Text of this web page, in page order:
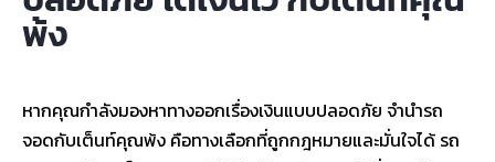
พ้ง
หากคุณกำลังมองหาทางออกเรื่องเงินแบบปลอดภัย จำนำรถ
จอดกับเต็นท์คุณพ้ง คือทางเลือกที่ถูกกฎหมายและมั่นใจได้ รถ